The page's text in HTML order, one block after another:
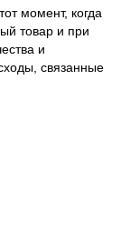
момент, когда
товар и при
и
связанные